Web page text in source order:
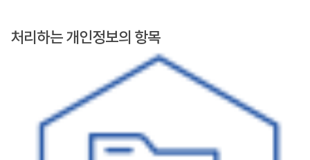
처리하는 개인정보의 항목